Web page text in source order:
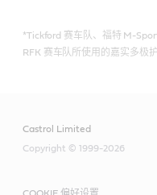
*Tickford 赛车队、福特 M-
RFK 赛车队所使用的嘉实多极
Castrol Limited
Copyright © 1999-2026